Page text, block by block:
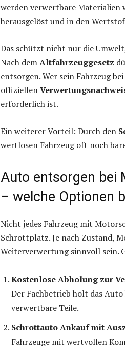
werden verwertbare Materialien
herausgelöst und in den
Das schützt nicht nur die
Nach demAltfahrzeuggesetz
entsorgen. Wer sein Fahrzeug
offiziellen
erforderlich ist.
Ein weiterer Vorteil: Durch den
wertlosen Fahrzeug oft noch
Auto entsorgen bei
– welche Optionen
Nicht jedes Fahrzeug mit
Schrottplatz. Je nach Zustand,
Weiterverwertung sinnvoll sein.
Kostenlose Abholung zur
Der Fachbetrieb holt das
verwertbare Teile.
Schrottauto Ankauf mit
Fahrzeuge mit wertvollen